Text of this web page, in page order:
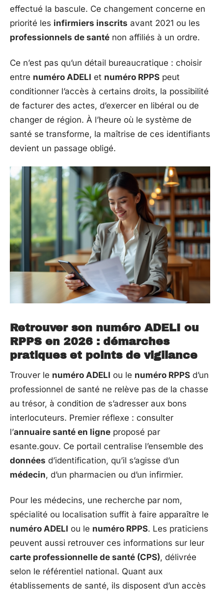
effectué la bascule. Ce changement concerne en
priorité les infirmiers inscrits avant 2021 ou les
professionnels de santé non affiliés à un ordre.
Ce n’est pas qu’un détail bureaucratique : choisir
entre numéro ADELI et numéro RPPS peut
conditionner l’accès à certains droits, la possibilité
de facturer des actes, d’exercer en libéral ou de
changer de région. À l’heure où le système de
santé se transforme, la maîtrise de ces identifiants
devient un passage obligé.
Retrouver son numéro ADELI ou
RPPS en 2026 : démarches
pratiques et points de vigilance
Trouver le numéro ADELI ou le numéro RPPS d’un
professionnel de santé ne relève pas de la chasse
au trésor, à condition de s’adresser aux bons
interlocuteurs. Premier réflexe : consulter
l’annuaire santé en ligne proposé par
esante.gouv. Ce portail centralise l’ensemble des
données d’identification, qu’il s’agisse d’un
médecin, d’un pharmacien ou d’un infirmier.
Pour les médecins, une recherche par nom,
spécialité ou localisation suffit à faire apparaître le
numéro ADELI ou le numéro RPPS. Les praticiens
peuvent aussi retrouver ces informations sur leur
carte professionnelle de santé (CPS), délivrée
selon le référentiel national. Quant aux
établissements de santé, ils disposent d’un accès